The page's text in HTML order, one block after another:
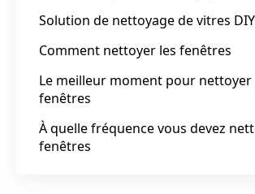
Solution de nettoyage de vitres DIY
Comment nettoyer les fenêtres
Le meilleur moment pour nettoyer
fenêtres
À quelle fréquence vous devez
fenêtres